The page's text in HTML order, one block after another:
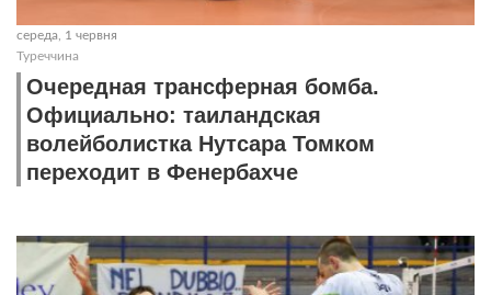
середа, 1 червня
Туреччина
Очередная трансферная бомба.
Официально: таиландская
волейболистка Нутсара Томком
переходит в Фенербахче